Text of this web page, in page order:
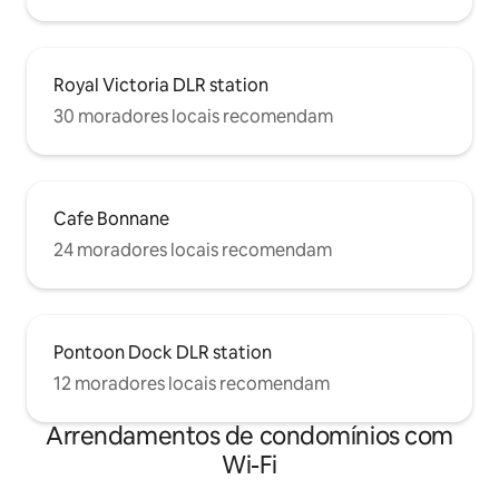
Royal Victoria DLR station
30 moradores locais recomendam
Cafe Bonnane
24 moradores locais recomendam
Pontoon Dock DLR station
12 moradores locais recomendam
Arrendamentos de condomínios com
Wi-Fi